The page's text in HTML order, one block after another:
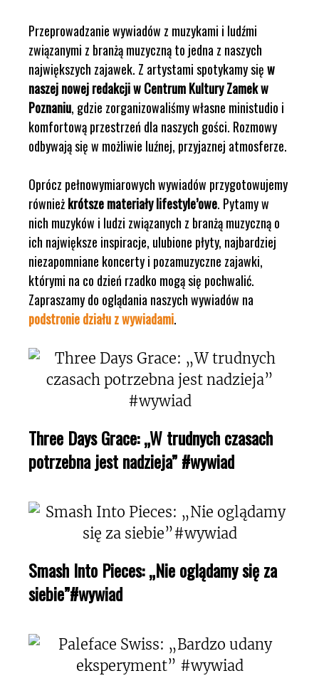
Przeprowadzanie wywiadów z muzykami i ludźmi
związanymi z branżą muzyczną to jedna z naszych
największych zajawek. Z artystami spotykamy sięw
naszej nowej redakcji w Centrum Kultury Zamek w
Poznaniu, gdzie zorganizowaliśmy własne ministudio i
komfortową przestrzeń dla naszych gości. Rozmowy
odbywają się w możliwie luźnej, przyjaznej atmosferze.
Oprócz pełnowymiarowych wywiadów przygotowujemy
równieżkrótsze materiały lifestyle’owe. Pytamy w
nich muzyków i ludzi związanych z branżą muzyczną o
ich największe inspiracje, ulubione płyty, najbardziej
niezapomniane koncerty i pozamuzyczne zajawki,
którymi na co dzień rzadko mogą się pochwalić.
Zapraszamy do oglądania naszych wywiadów na
podstronie działu z wywiadami.
Three Days Grace: „W trudnych czasach
potrzebna jest nadzieja” #wywiad
Smash Into Pieces: „Nie oglądamy się za
siebie”#wywiad